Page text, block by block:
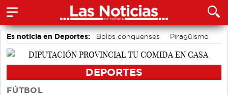
Es noticia en Deportes: Bolos conquenses
Piragüismo
Motor
DEPORTES
FÚTBOL